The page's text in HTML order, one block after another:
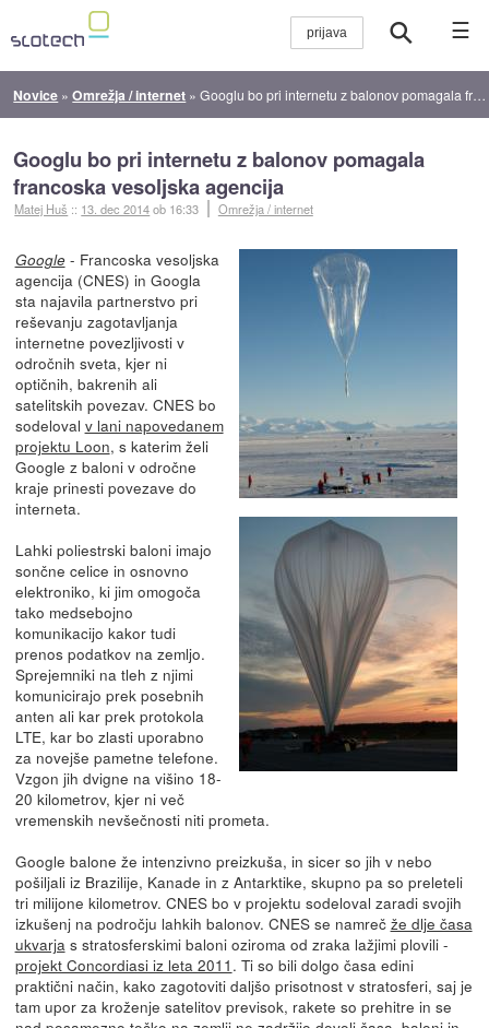
☰
Novice »Omrežja / internet »Googlu bo pri internetu z balonov pomagala francoska vesoljska agencija
Googlu bo pri internetu z balonov pomagala
francoska vesoljska agencija
Matej Huš :: 13. dec 2014ob 16:33 Omrežja / internet
Google- Francoska vesoljska
agencija (CNES) in Googla
sta najavila partnerstvo pri
reševanju zagotavljanja
internetne povezljivosti v
odročnih sveta, kjer ni
optičnih, bakrenih ali
satelitskih povezav. CNES bo
sodeloval v lani napovedanem
projektu Loon, s katerim želi
Google z baloni v odročne
kraje prinesti povezave do
interneta.
Lahki poliestrski baloni imajo
sončne celice in osnovno
elektroniko, ki jim omogoča
tako medsebojno
komunikacijo kakor tudi
prenos podatkov na zemljo.
Sprejemniki na tleh z njimi
komunicirajo prek posebnih
anten ali kar prek protokola
LTE, kar bo zlasti uporabno
za novejše pametne telefone.
Vzgon jih dvigne na višino 18-
20 kilometrov, kjer ni več
vremenskih nevšečnosti niti prometa.
Google balone že intenzivno preizkuša, in sicer so jih v nebo
pošiljali iz Brazilije, Kanade in z Antarktike, skupno pa so preleteli
tri milijone kilometrov. CNES bo v projektu sodeloval zaradi svojih
izkušenj na področju lahkih balonov. CNES se namreč že dlje časa
ukvarja s stratosferskimi baloni oziroma od zraka lažjimi plovili -
projekt Concordiasi iz leta 2011 . Ti so bili dolgo časa edini
praktični način, kako zagotoviti daljšo prisotnost v stratosferi, saj je
tam upor za kroženje satelitov previsok, rakete so prehitre in se